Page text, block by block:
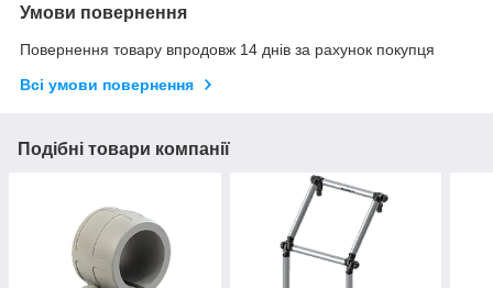
Умови повернення
Повернення товару впродовж 14 днів за рахунок покупця
Всі умови повернення
Подібні товари компанії